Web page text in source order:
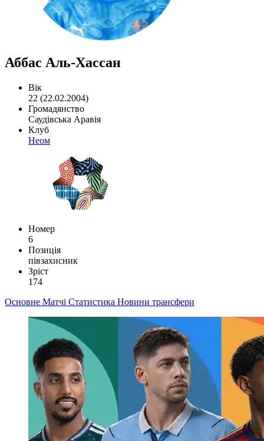
Аббас Аль-Хассан
Вік
22 (22.02.2004)
Громадянство
Саудівська Аравія
Клуб
Неом
Номер
6
Позиція
півзахисник
Зріст
174
Основне Матчі Статистика Новини трансфери